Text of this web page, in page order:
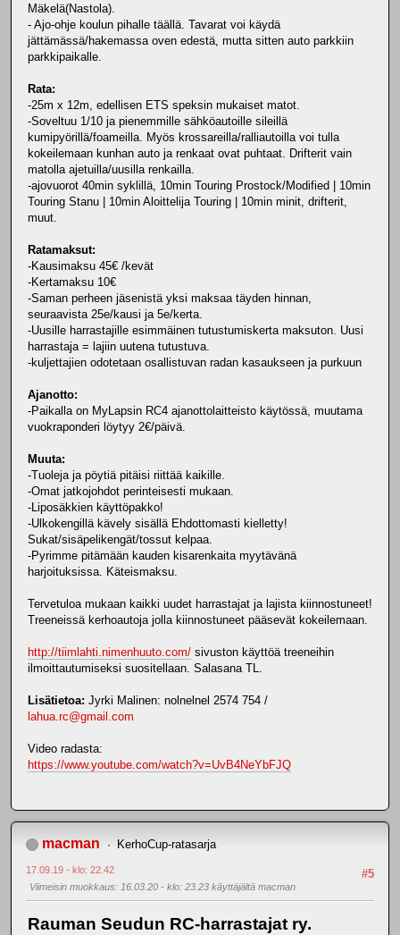
Mäkelä(Nastola).
- Ajo-ohje koulun pihalle täällä. Tavarat voi käydä
jättämässä/hakemassa oven edestä, mutta sitten auto parkkiin
parkkipaikalle.
Rata:
-25m x 12m, edellisen ETS speksin mukaiset matot.
-Soveltuu 1/10 ja pienemmille sähköautoille sileillä
kumipyörillä/foameilla. Myös krossareilla/ralliautoilla voi tulla
kokeilemaan kunhan auto ja renkaat ovat puhtaat. Drifterit vain
matolla ajetuilla/uusilla renkailla.
-ajovuorot 40min syklillä, 10min Touring Prostock/Modified | 10min
Touring Stanu | 10min Aloittelija Touring | 10min minit, drifterit,
muut.
Ratamaksut:
-Kausimaksu 45€ /kevät
-Kertamaksu 10€
-Saman perheen jäsenistä yksi maksaa täyden hinnan,
seuraavista 25e/kausi ja 5e/kerta.
-Uusille harrastajille esimmäinen tutustumiskerta maksuton. Uusi
harrastaja = lajiin uutena tutustuva.
-kuljettajien odotetaan osallistuvan radan kasaukseen ja purkuun
Ajanotto:
-Paikalla on MyLapsin RC4 ajanottolaitteisto käytössä, muutama
vuokraponderi löytyy 2€/päivä.
Muuta:
-Tuoleja ja pöytiä pitäisi riittää kaikille.
-Omat jatkojohdot perinteisesti mukaan.
-Liposäkkien käyttöpakko!
-Ulkokengillä kävely sisällä Ehdottomasti kielletty!
Sukat/sisäpelikengät/tossut kelpaa.
-Pyrimme pitämään kauden kisarenkaita myytävänä
harjoituksissa. Käteismaksu.
Tervetuloa mukaan kaikki uudet harrastajat ja lajista kiinnostuneet!
Treeneissä kerhoautoja jolla kiinnostuneet pääsevät kokeilemaan.
http://tiimlahti.nimenhuuto.com/ sivuston käyttöä treeneihin
ilmoittautumiseksi suositellaan. Salasana TL.
Lisätietoa: Jyrki Malinen: nolnelnel 2574 754 /
lahua.rc@gmail.com
Video radasta:
https://www.youtube.com/watch?v=UvB4NeYbFJQ
macman KerhoCup-ratasarja
#5
17.09.19 - klo: 22.42
Viimeisin muokkaus: 16.03.20 - klo: 23.23 käyttäjältä macman
Rauman Seudun RC-harrastajat ry.